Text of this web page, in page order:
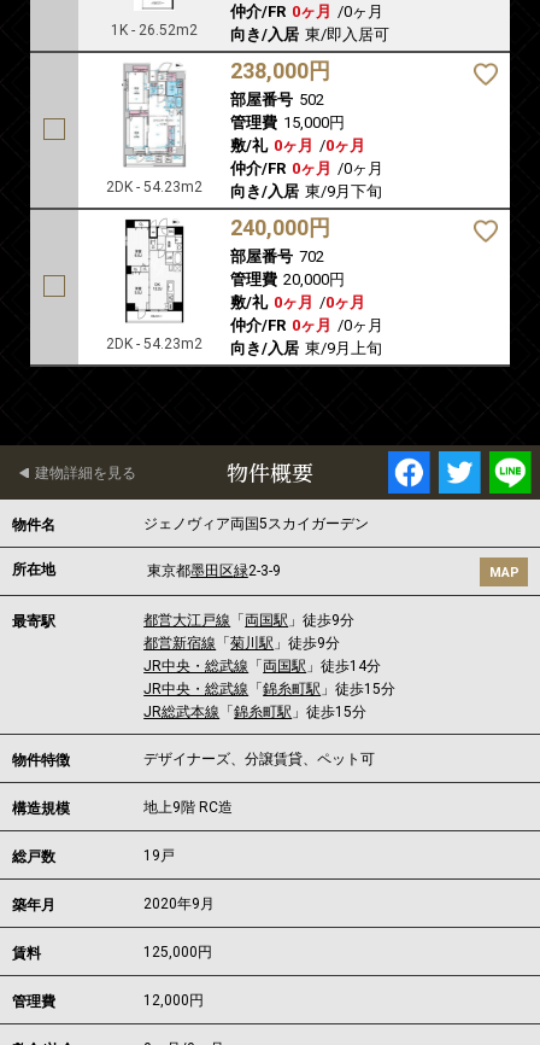
1K - 26.52m2
仲介/FR 0ヶ月 /0ヶ月
向き/入居 東/即入居可
2DK - 54.23m2
238,000円
部屋番号 502
管理費 15,000円
敷/礼 0ヶ月 /0ヶ月
仲介/FR 0ヶ月 /0ヶ月
向き/入居 東/9月下旬
2DK - 54.23m2
240,000円
部屋番号 702
管理費 20,000円
敷/礼 0ヶ月 /0ヶ月
仲介/FR 0ヶ月 /0ヶ月
向き/入居 東/9月上旬
物件概要
建物詳細を見る
物件名 ジェノヴィア両国5スカイガーデン
所在地 東京都墨田区緑2-3-9 MAP
最寄駅 都営大江戸線 「両国駅 」徒歩9分
都営新宿線 「菊川駅 」徒歩9分
JR中央・総武線 「両国駅 」徒歩14分
JR中央・総武線 「錦糸町駅 」徒歩15分
JR総武本線 「錦糸町駅 」徒歩15分
物件特徴 デザイナーズ、分譲賃貸、ペット可
構造規模 地上9階 RC造
総戸数 19戸
築年月 2020年9月
賃料 125,000 円
管理費 12,000円